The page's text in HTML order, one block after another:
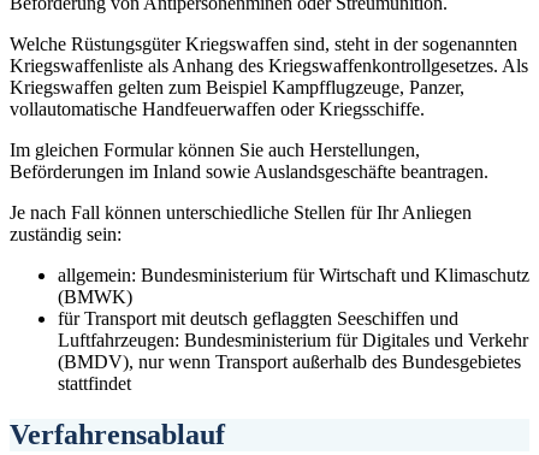
Welche Rüstungsgüter Kriegswaffen sind, steht in der sogenannten
Kriegswaffenliste als Anhang des Kriegswaffenkontrollgesetzes. Als
Kriegswaffen gelten zum Beispiel Kampfflugzeuge, Panzer,
vollautomatische Handfeuerwaffen oder Kriegsschiffe.
Im gleichen Formular können Sie auch Herstellungen,
Beförderungen im Inland sowie Auslandsgeschäfte beantragen.
Je nach Fall können unterschiedliche Stellen für Ihr Anliegen
zuständig sein:
allgemein: Bundesministerium für Wirtschaft und Klimaschutz
(BMWK)
für Transport mit deutsch geflaggten Seeschiffen und
Luftfahrzeugen: Bundesministerium für Digitales und Verkehr
(BMDV), nur wenn Transport außerhalb des Bundesgebietes
stattfindet
Verfahrensablauf